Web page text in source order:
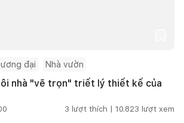
đại Nhà vườn
nhà "vẽ trọn" triết lý thiết kế của
3 lượt thích | 10.823 lượt xem